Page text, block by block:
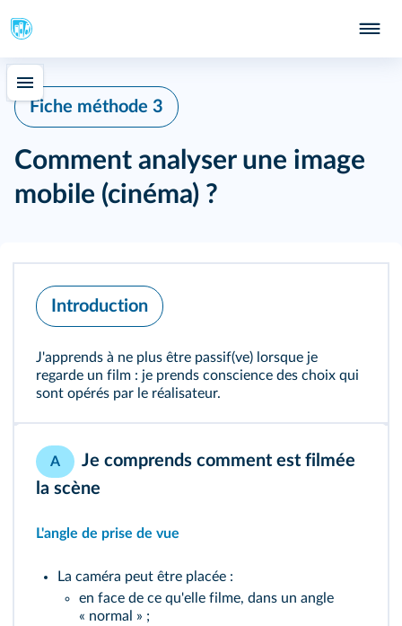
Fiche méthode 3
Comment analyser une image
mobile (cinéma) ?
Introduction
J'apprends à ne plus être passif(ve) lorsque je
regarde un film : je prends conscience des choix qui
sont opérés par le réalisateur.
A
Je comprends comment est filmée
la scène
L'angle de prise de vue
La caméra peut être placée :
en face de ce qu'elle filme, dans un angle
« normal » ;